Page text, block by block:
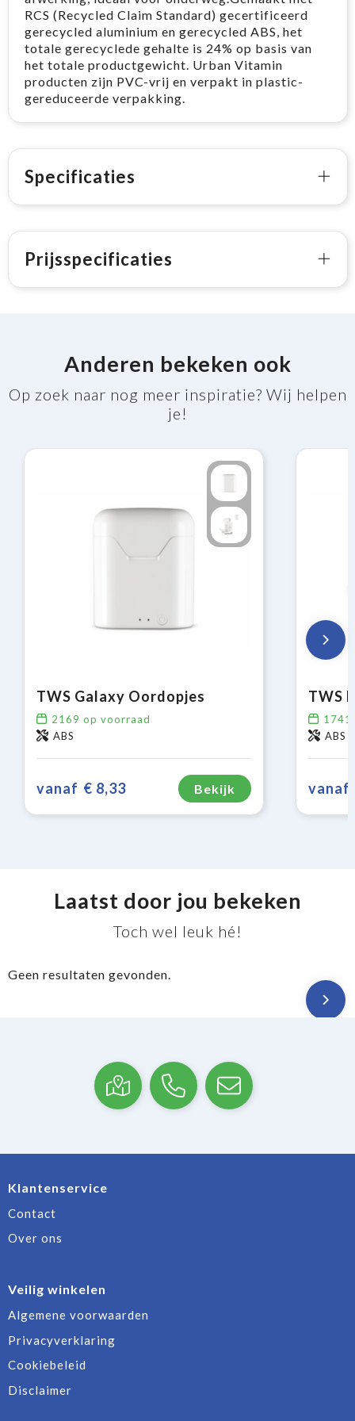
RCS (Recycled Claim Standard) gecertificeerd
gerecycled aluminium en gerecycled ABS, het
totale gerecyclede gehalte is 24% op basis van
het totale productgewicht. Urban Vitamin
producten zijn PVC-vrij en verpakt in plastic-
gereduceerde verpakking.
Specificaties
Prijsspecificaties
Anderen bekeken ook
Op zoek naar nog meer inspiratie? Wij helpen
je!
TWS Galaxy Oordopjes
2169 op voorraad
ABS
vanaf € 8,33 Bekijk
TWS
1741
ABS
vanaf
Laatst door jou bekeken
Toch wel leuk hé!
Geen resultaten gevonden.
Klantenservice
Contact
Over ons
Veilig winkelen
Algemene voorwaarden
Privacyverklaring
Cookiebeleid
Disclaimer